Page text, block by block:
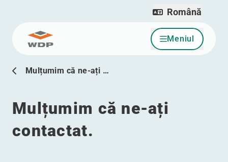
Sari la conținut Meniul
Română
Mulțumim că ne-ați …
Mulțumim că ne-ați
contactat.